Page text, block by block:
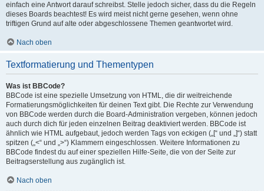
einfach eine Antwort darauf schreibst. Stelle jedoch sicher, dass du die Regeln
dieses Boards beachtest! Es wird meist nicht gerne gesehen, wenn ohne
triftigen Grund auf alte oder abgeschlossene Themen geantwortet wird.
Nach oben
Textformatierung und Thementypen
Was ist BBCode?
BBCode ist eine spezielle Umsetzung von HTML, die dir weitreichende
Formatierungsmöglichkeiten für deinen Text gibt. Die Rechte zur Verwendung
von BBCode werden durch die Board-Administration vergeben, können jedoch
auch durch dich für jeden einzelnen Beitrag deaktiviert werden. BBCode ist
ähnlich wie HTML aufgebaut, jedoch werden Tags von eckigen („[“ und „]“) statt
spitzen („<“ und „>“) Klammern eingeschlossen. Weitere Informationen zu
BBCode findest du auf einer speziellen Hilfe-Seite, die von der Seite zur
Beitragserstellung aus zugänglich ist.
Nach oben